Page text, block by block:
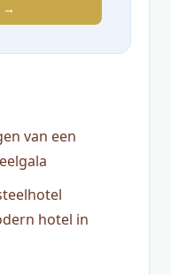
→
van een
hotel in